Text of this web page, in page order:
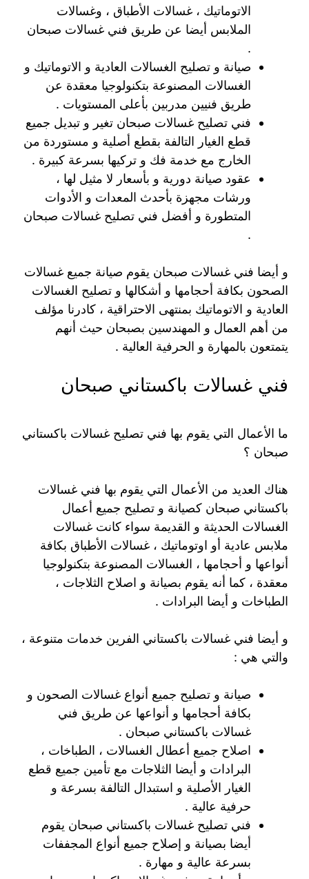
الاتوماتيك ، غسالات الأطباق ، وغسالات
الملابس أيضا عن طريق فني غسالات صبحان
.
صيانة و تصليح الغسالات العادية و الاتوماتيك و
الغسالات المصنوعة بتكنولوجيا معقدة عن
طريق فنيين مدربين بأعلى المستويات .
فني تصليح غسالات صبحان تغير و تبديل جميع
قطع الغيار التالفة بقطع أصلية و مستوردة من
الخارج مع خدمة فك و تركيها بسرعة كبيرة .
عقود صيانة دورية و بأسعار لا مثيل لها ،
ورشات مجهزة بأحدث المعدات و الأدوات
المتطورة و أفضل فني تصليح غسالات صبحان
.
و أيضا فني غسالات صبحان يقوم صيانة جميع غسالات
الصحون بكافة أحجامها و أشكالها و تصليح الغسالات
العادية و الاتوماتيك بمنتهى الاحتراقية ، كادرنا مؤلف
من أهم العمال و المهندسين بصبحان حيث أنهم
يتمتعون بالمهارة و الحرفية العالية .
فني غسالات باكستاني صبحان
ما الأعمال التي يقوم بها فني تصليح غسالات باكستاني
صبحان ؟
هناك العديد من الأعمال التي يقوم بها فني غسالات
باكستاني صبحان كصيانة و تصليح جميع أعمال
الغسالات الحديثة و القديمة سواء كانت غسالات
ملابس عادية أو اوتوماتيك ، غسالات الأطباق بكافة
أنواعها و أحجامها ، الغسالات المصنوعة بتكنولوجيا
معقدة ، كما أنه يقوم بصيانة و اصلاح الثلاجات ،
الطباخات و أيضا البرادات .
و أيضا فني غسالات باكستاني الفرين خدمات متنوعة ،
والتي هي :
صيانة و تصليح جميع أنواع غسالات الصحون و
بكافة أحجامها و أنواعها عن طريق فني
غسالات باكستاني صبحان .
اصلاح جميع أعطال الغسالات ، الطباخات ،
البرادات و أيضا الثلاجات مع تأمين جميع قطع
الغيار الأصلية و استبدال التالفة بسرعة و
حرفية عالية .
فني تصليح غسالات باكستاني صبحان يقوم
أيضا بصيانة و إصلاح جميع أنواع المجففات
بسرعة عالية و مهارة .